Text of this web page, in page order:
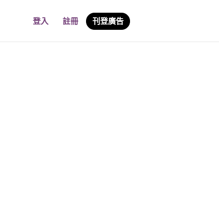
登入 註冊 刊登廣告